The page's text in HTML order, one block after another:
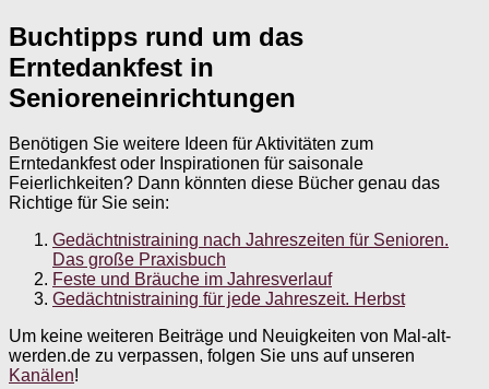
Buchtipps rund um das
Erntedankfest in
Senioreneinrichtungen
Benötigen Sie weitere Ideen für Aktivitäten zum
Erntedankfest oder Inspirationen für saisonale
Feierlichkeiten? Dann könnten diese Bücher genau das
Richtige für Sie sein:
Gedächtnistraining nach Jahreszeiten für Senioren.
Das große Praxisbuch
Feste und Bräuche im Jahresverlauf
Gedächtnistraining für jede Jahreszeit. Herbst
Um keine weiteren Beiträge und Neuigkeiten von Mal-alt-
werden.de zu verpassen, folgen Sie uns auf unseren
Kanälen!